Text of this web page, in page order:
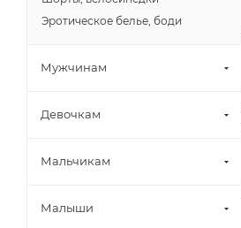
Эротическое белье, боди
Мужчинам
Девочкам
Мальчикам
Малыши